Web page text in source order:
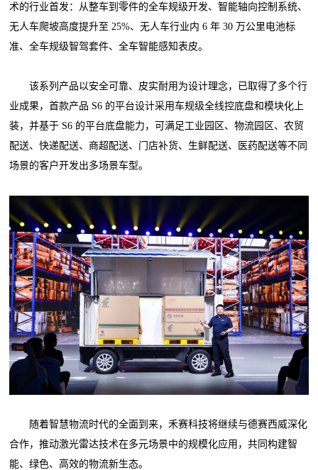
术的行业首发：从整车到零件的全车规级开发、智能轴向控制系统、
无人车爬坡高度提升至 25%、无人车行业内 6 年 30 万公里电池标
准、全车规级智驾套件、全车智能感知表皮。
该系列产品以安全可靠、皮实耐用为设计理念，已取得了多个行
业成果，首款产品 S6 的平台设计采用车规级全线控底盘和模块化上
装，并基于 S6 的平台底盘能力，可满足工业园区、物流园区、农贸
配送、快递配送、商超配送、门店补货、生鲜配送、医药配送等不同
场景的客户开发出多场景车型。
随着智慧物流时代的全面到来，禾赛科技将继续与德赛西威深化
合作，推动激光雷达技术在多元场景中的规模化应用，共同构建智
能、绿色、高效的物流新生态。